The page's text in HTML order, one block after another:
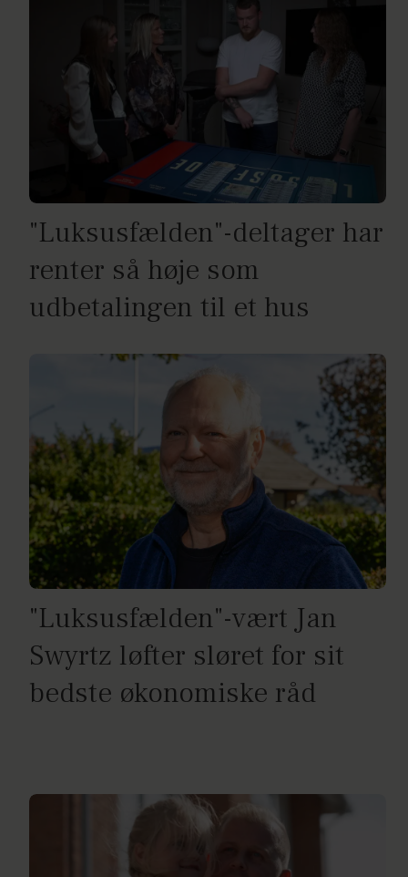
"Luksusfælden"-deltager har
renter så høje som
udbetalingen til et hus
"Luksusfælden"-vært Jan
Swyrtz løfter sløret for sit
bedste økonomiske råd